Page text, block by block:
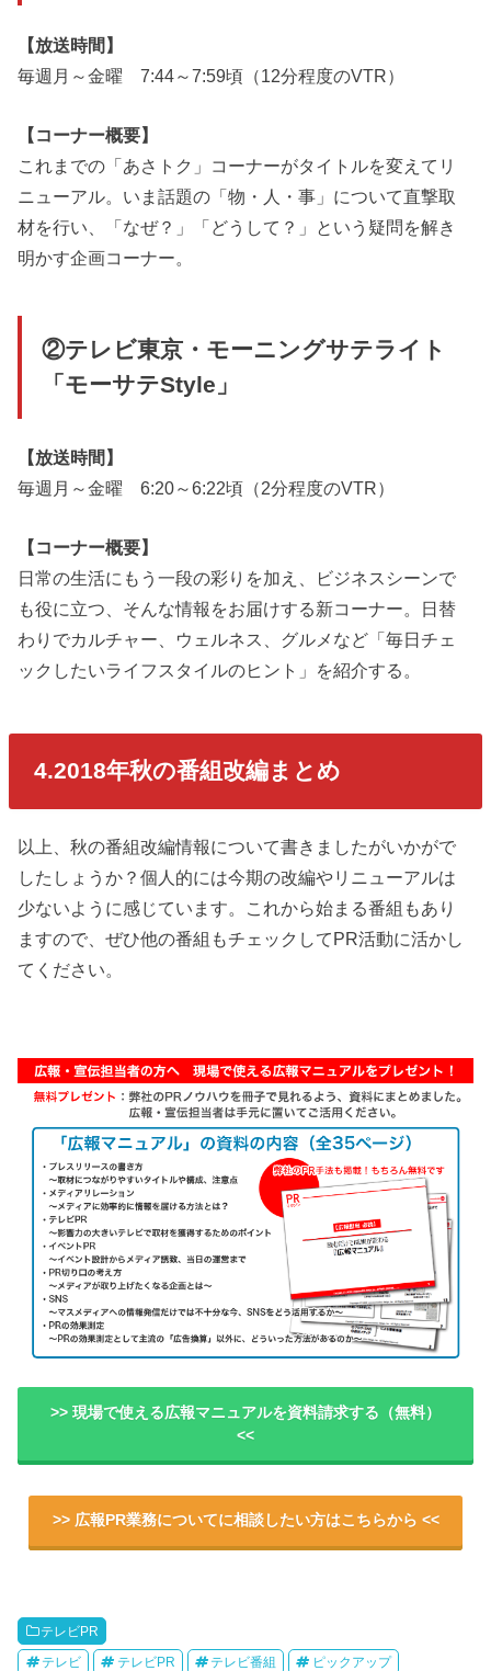
【放送時間】
毎週月～金曜 7:44～7:59頃（12分程度のVTR）
【コーナー概要】
これまでの「あさトク」コーナーがタイトルを変えてリ
ニューアル。いま話題の「物・人・事」について直撃取
材を行い、「なぜ？」「どうして？」という疑問を解き
明かす企画コーナー。
②テレビ東京・モーニングサテライト
「モーサテStyle」
【放送時間】
毎週月～金曜 6:20～6:22頃（2分程度のVTR）
【コーナー概要】
日常の生活にもう一段の彩りを加え、ビジネスシーンで
も役に立つ、そんな情報をお届けする新コーナー。日替
わりでカルチャー、ウェルネス、グルメなど「毎日チェ
ックしたいライフスタイルのヒント」を紹介する。
4.2018年秋の番組改編まとめ
以上、秋の番組改編情報について書きましたがいかがで
したしょうか？個人的には今期の改編やリニューアルは
少ないように感じています。これから始まる番組もあり
ますので、ぜひ他の番組もチェックしてPR活動に活かし
てください。
>> 現場で使える広報マニュアルを資料請求する（無料）
<<
>> 広報PR業務についてに相談したい方はこちらから <<
テレビPR
テレビ テレビPR テレビ番組 ピックアップ